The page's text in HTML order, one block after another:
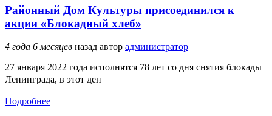
Районный Дом Культуры присоединился к
акции «Блокадный хлеб»
4 года 6 месяцев назад автор администратор
27 января 2022 года исполнятся 78 лет со дня снятия блокады
Ленинграда, в этот ден
Подробнее